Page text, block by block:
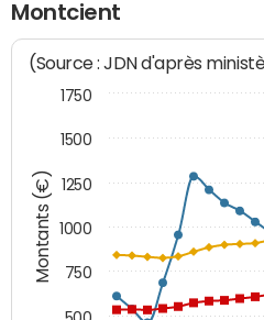
Montcient
Montants (€)
(Source : JDN d'après
750
1000
1250
1500
1750